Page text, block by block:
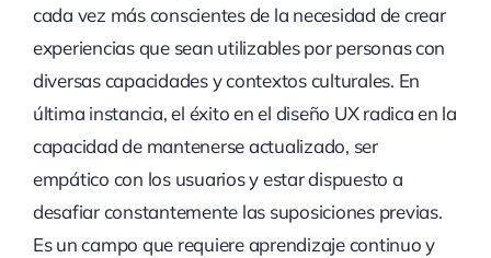
cada vez más conscientes de la necesidad de crear
experiencias que sean utilizables por personas con
diversas capacidades y contextos culturales. En
última instancia, el éxito en el diseño UX radica en la
capacidad de mantenerse actualizado, ser
empático con los usuarios y estar dispuesto a
desafiar constantemente las suposiciones previas.
Es un campo que requiere aprendizaje continuo y